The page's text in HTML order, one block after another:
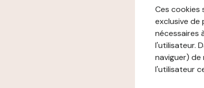
Ces cookies
exclusive
nécessaires
l'utilisateur.
naviguer)
l'utilisateur